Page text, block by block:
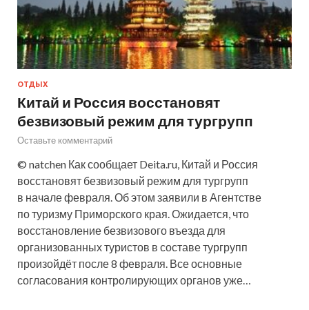
ОТДЫХ
Китай и Россия восстановят
безвизовый режим для тургрупп
Оставьте комментарий
© natchen Как сообщает Deita.ru, Китай и Россия
восстановят безвизовый режим для тургрупп
в начале февраля. Об этом заявили в Агентстве
по туризму Приморского края. Ожидается, что
восстановление безвизового въезда для
организованных туристов в составе тургрупп
произойдёт после 8 февраля. Все основные
согласования контролирующих органов уже…